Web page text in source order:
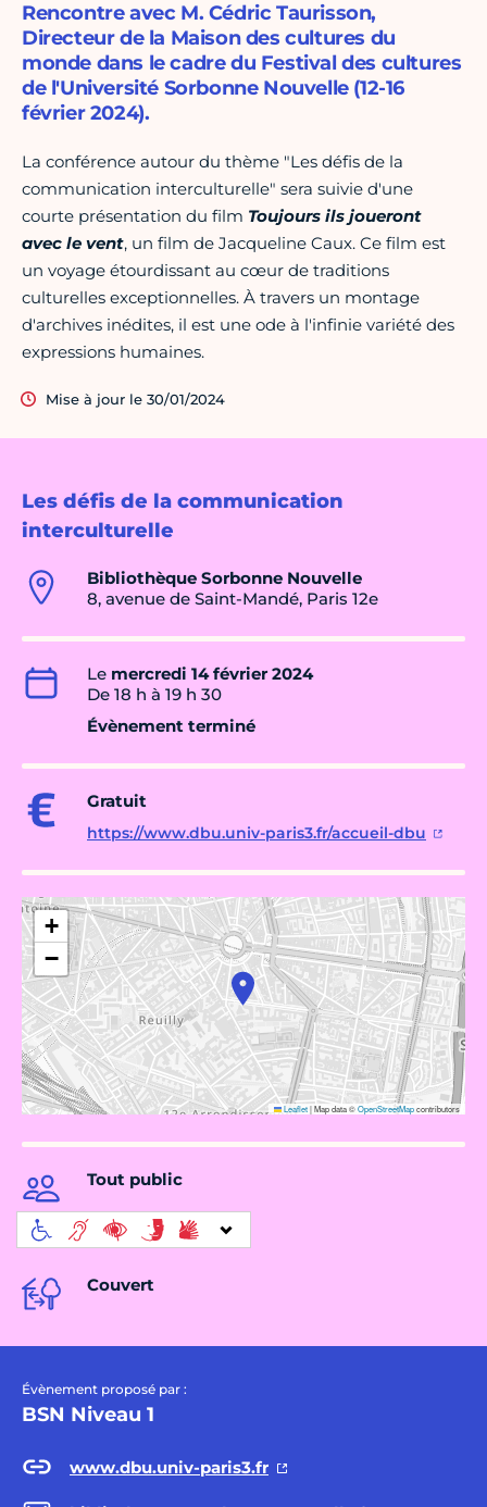
Les défis de la communication
interculturelle
Bibliothèque Sorbonne Nouvelle
8, avenue de Saint-Mandé, Paris 12e
Le mercredi 14 février 2024
De 18 h à 19 h 30
Évènement terminé
Gratuit
https://www.dbu.univ-paris3.fr/accueil-dbu
+
−
Leaflet|Map data ©OpenStreetMapcontributors
Tout public
Couvert
Évènement proposé par :
BSN Niveau 1
www.dbu.univ-paris3.fr
Rencontre avec M. Cédric Taurisson,
Directeur de la Maison des cultures du
monde dans le cadre du Festival des cultures
de l'Université Sorbonne Nouvelle (12-16
février 2024).
La conférence autour du thème "Les défis de la
communication interculturelle" sera suivie d'une
courte présentation du film Toujours ils joueront
avec le vent, un film de Jacqueline Caux. Ce film est
un voyage étourdissant au cœur de traditions
culturelles exceptionnelles. À travers un montage
d'archives inédites, il est une ode à l'infinie variété des
expressions humaines.
Mise à jour le 30/01/2024